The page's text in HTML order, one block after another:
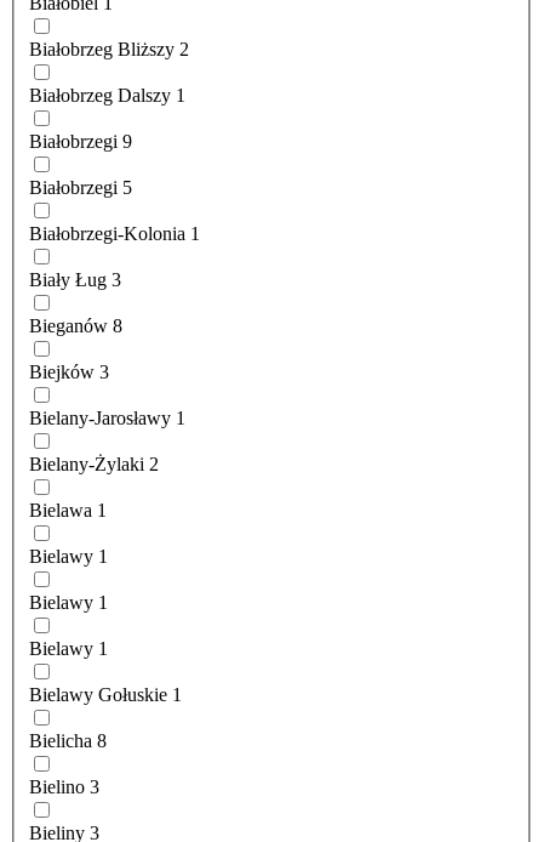
Białobrzeg Bliższy 2
Białobrzeg Dalszy 1
Białobrzegi 9
Białobrzegi 5
Białobrzegi-Kolonia 1
Biały Ług 3
Bieganów 8
Biejków 3
Bielany-Jarosławy 1
Bielany-Żylaki 2
Bielawa 1
Bielawy 1
Bielawy 1
Bielawy 1
Bielawy Gołuskie 1
Bielicha 8
Bielino 3
Bieliny 3